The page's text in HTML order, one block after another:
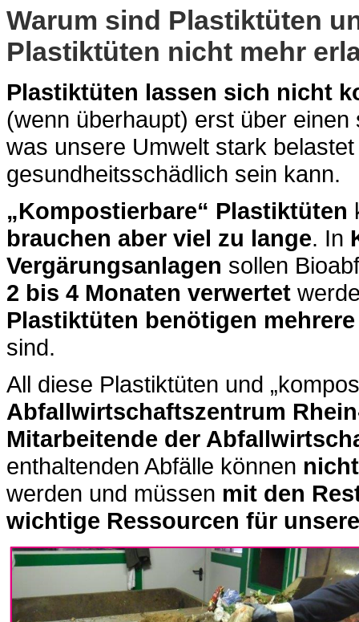
Warum sind Plastiktüten
Plastiktüten nicht mehr
Plastiktüten lassen sich nicht
(wenn überhaupt) erst über
was unsere Umwelt stark
gesundheitsschädlich sein kann.
„Kompostierbare“ Plastiktüten
brauchen aber viel zu lange. In
Vergärungsanlagen sollen
2 bis 4 Monaten verwertet
Plastiktüten benötigen
sind.
All diese Plastiktüten und
Abfallwirtschaftszentrum
Mitarbeitende der
enthaltenden Abfälle können
werden und müssen mit den
wichtige Ressourcen für